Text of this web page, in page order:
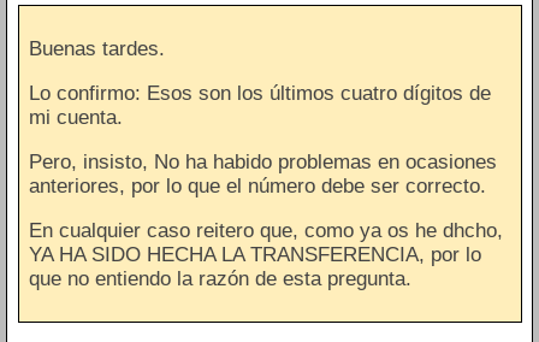
Buenas tardes.
Lo confirmo: Esos son los últimos cuatro dígitos de
mi cuenta.
Pero, insisto, No ha habido problemas en ocasiones
anteriores, por lo que el número debe ser correcto.
En cualquier caso reitero que, como ya os he dhcho,
YA HA SIDO HECHA LA TRANSFERENCIA, por lo
que no entiendo la razón de esta pregunta.